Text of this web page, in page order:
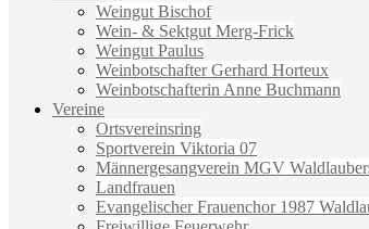
Weingut Bischof
Wein- & Sektgut Merg-Frick
Weingut Paulus
Weinbotschafter Gerhard Horteux
Weinbotschafterin Anne Buchmann
Vereine
Ortsvereinsring
Sportverein Viktoria 07
Männergesangverein MGV
Landfrauen
Evangelischer Frauenchor 1987